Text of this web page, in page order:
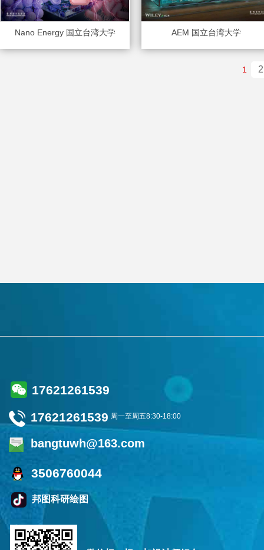
Nano Energy 国立台湾大学 AEM 国立台湾大学
1 2
3506760044
邦图科研绘图
17621261539 周一至周五8:30-18:00
bangtuwh@163.com
17621261539